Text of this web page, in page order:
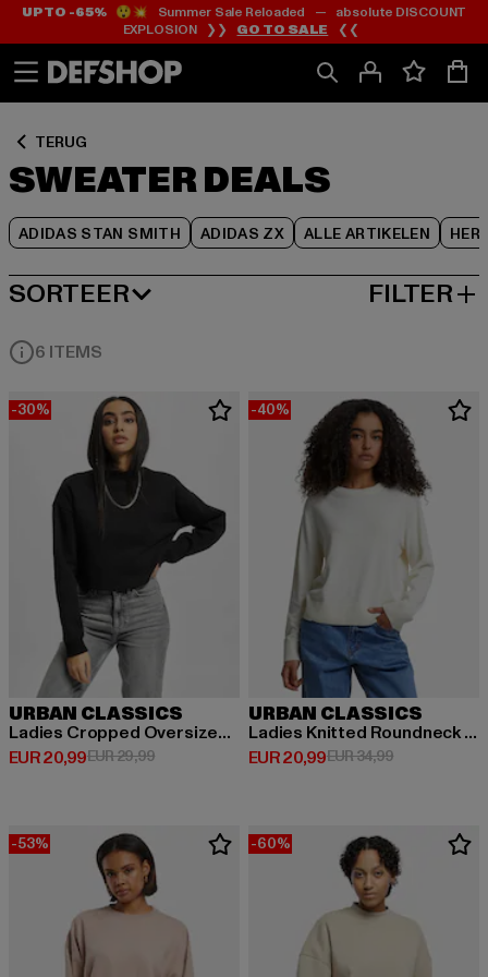
Ga
naar
Ga
naar
UP TO -65%😲💥 Summer Sale Reloaded — absolute DISCOUNT
EXPLOSION ❯❯ GO TO SALE ❮❮
TERUG
SWEATER DEALS
ADIDAS STAN SMITH ADIDAS ZX ALLE ARTIKELEN
Ga
naar
Rooster
SORTEER
MEEST POPULAIRE FILTER
6 ITEMS
-30%
URBAN CLASSICS
Ladies Cropped Oversized High Neck Crew
EUR 20,99
Huidige prijs: EUR 20,99
EUR 29,99Actieprijs: EUR 29,99
-40%
URBAN CLASSICS
Ladies Knitted Roundneck Sweater
EUR 20,99
Huidige prijs: EUR 20,99
EUR 34,99Actieprijs:
-53% -60%